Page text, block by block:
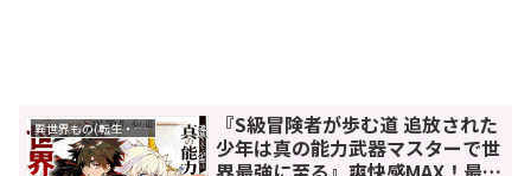
異世界もの(転生・転移・成り上がり・異世界ファンタジー)
『S級冒険者が歩む道 追放された
少年は真の能力武器マスターで世